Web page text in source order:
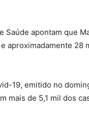
Saúde apontam que
aproximadamente 28
19, emitido no
mais de 5,1 mil dos